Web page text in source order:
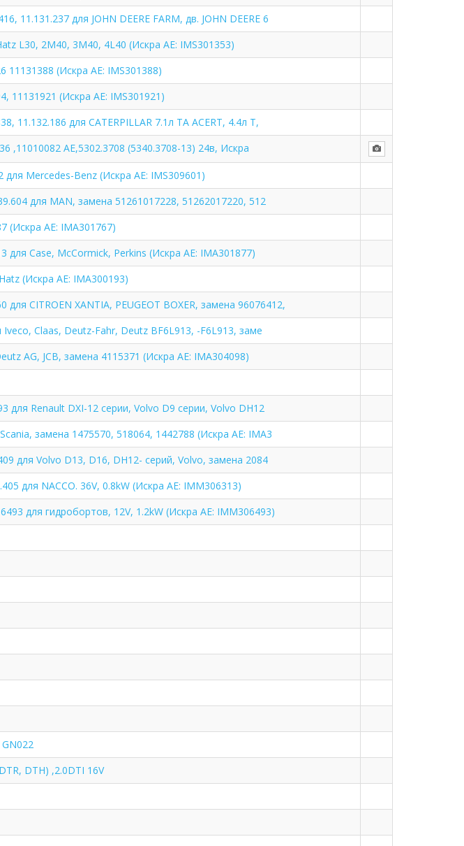
11.131.237 для JOHN DEERE FARM, дв. JOHN DEERE 6
L30, 2M40, 3M40, 4L40 (Искра АЕ: IMS301353)
11131388 (Искра АЕ: IMS301388)
11131921 (Искра АЕ: IMS301921)
11.132.186 для CATERPILLAR 7.1л TA ACERT, 4.4л T,
,11010082 AE,5302.3708 (5340.3708-13) 24в, Искра
для Mercedes-Benz (Искра АЕ: IMS309601)
для MAN, замена 51261017228, 51262017220, 512
(Искра АЕ: IMA301767)
для Case, McCormick, Perkins (Искра АЕ: IMA301877)
(Искра АЕ: IMA300193)
CITROEN XANTIA, PEUGEOT BOXER, замена 96076412,
Claas, Deutz-Fahr, Deutz BF6L913, -F6L913, заме
AG, JCB, замена 4115371 (Искра АЕ: IMA304098)
для Renault DXI-12 серии, Volvo D9 серии, Volvo DH12
замена 1475570, 518064, 1442788 (Искра АЕ: IMA3
для Volvo D13, D16, DH12- серий, Volvo, замена 2084
для NACCO. 36V, 0.8kW (Искра АЕ: IMM306313)
для гидробортов, 12V, 1.2kW (Искра АЕ: IMM306493)
DTH) ,2.0DTI 16V